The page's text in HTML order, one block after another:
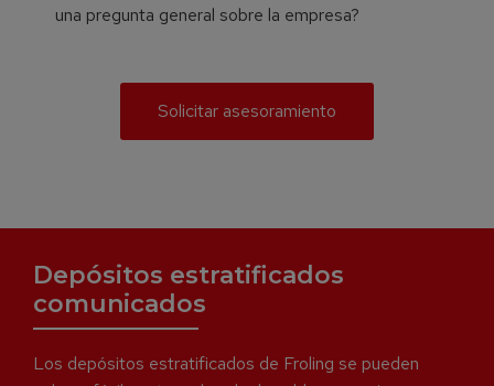
una pregunta general sobre la empresa?
Solicitar asesoramiento
Depósitos estratificados
comunicados
Los depósitos estratificados de Froling se pueden